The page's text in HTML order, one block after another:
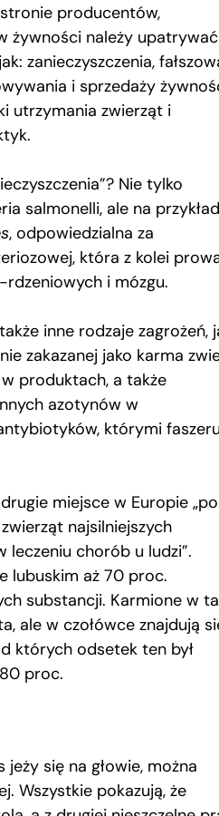
producentów,
należy upatrywać
zanieczyszczenia,
i sprzedaży
utrzymania zwierząt i
Nie tylko
salmonelli, ale na
, odpowiedzialna za
która z kolei
i mózgu.
inne rodzaje zagrożeń,
zakazanej jako karma
produktach, a także
azotynów w
którymi
miejsce w Europie
najsilniejszych
chorób u ludzi”.
lubuskim aż 70 proc.
substancji. Karmione w
ale w czołówce znajdują
których odsetek ten był
proc.
się na głowie, można
Wszystkie pokazują, że